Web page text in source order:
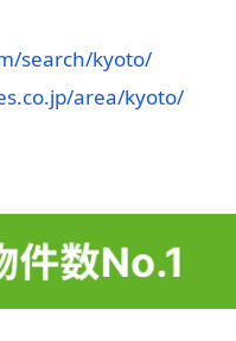
search/kyoto/
area/kyoto/